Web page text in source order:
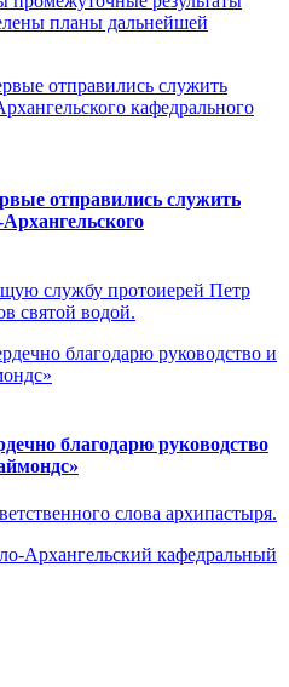
планы дальнейшей
отправились служить
службу протоиерей Петр
святой водой.
благодарю руководство
слова архипастыря.
Архангельский кафедральный